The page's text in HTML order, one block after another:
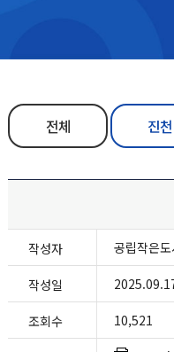
전체 진천
작성자 공립작은
작성일
조회수 10,521